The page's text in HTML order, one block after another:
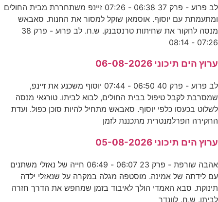
לב פרוע - פרק 37 06:38 - 07:26 זיינפ משתחררת מבית החולים
ומתעמתת עם יוסוף. אוסמאן שוקל למסור את החנות. סאבאש
מנסה לחקור את שחיתות טרנסבנק. ש.ח. לב פרוע - פרק 38
07:26 - 08:14
ערוץ הים תיכוני 06-08-2026
לב פרוע - פרק 40 06:50 - 07:44 יוסוף משכנע את זיינפ,
שמסרבת לקבל טיפול בבית החולים, לבוא לביתו. טורגאי מנסה
לשלוט בכעסו כלפי יוסוף. סאבאש מתחיל להיות סוכן כפול. ועדת
החקירה הפרלמנטרית מתכננת לזמן
ערוץ הים תיכוני 05-08-2026
אהבה שורפת - פרק 23 06:07 - 06:49 חייה של נאזלי משתנים
עם לידתה של אמינה. מוסטפה מגלה במקרה על שנאזלי ילדה
תינוקת. סבא האמדי הולך לאיבוד בזמן שמחפש את הדרך חזרה
לביתו. ש.ח. לוונדר